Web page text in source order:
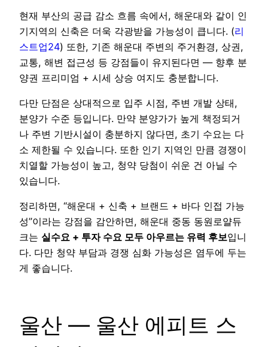
현재 부산의 공급 감소 흐름 속에서, 해운대와 같이 인
기지역의 신축은 더욱 각광받을 가능성이 큽니다. (리
스트업24) 또한, 기존 해운대 주변의 주거환경, 상권,
교통, 해변 접근성 등 강점들이 유지된다면 — 향후 분
양권 프리미엄 + 시세 상승 여지도 충분합니다.
다만 단점은 상대적으로 입주 시점, 주변 개발 상태,
분양가 수준 등입니다. 만약 분양가가 높게 책정되거
나 주변 기반시설이 충분하지 않다면, 초기 수요는 다
소 제한될 수 있습니다. 또한 인기 지역인 만큼 경쟁이
치열할 가능성이 높고, 청약 당첨이 쉬운 건 아닐 수
있습니다.
정리하면, “해운대 + 신축 + 브랜드 + 바다 인접 가능
성”이라는 강점을 감안하면, 해운대 중동 동원로얄듀
크는 실수요 + 투자 수요 모두 아우르는 유력 후보입니
다. 다만 청약 부담과 경쟁 심화 가능성은 염두에 두는
게 좋습니다.
울산 — 울산 에피트 스